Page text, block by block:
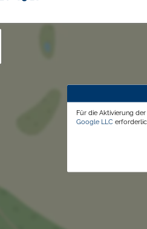
Für die Aktivierung
Google LLC